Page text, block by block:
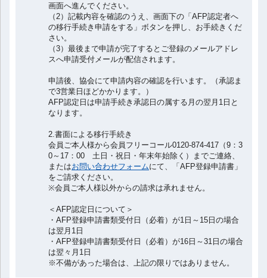
画面へ進んでください。
（2）記載内容を確認のうえ、画面下の「AFP認定者へ
の移行手続き申請をする」ボタンを押し、お手続きくだ
さい。
（3）最後まで申請が完了するとご登録のメールアドレ
スへ申請受付メールが配信されます。
申請後、協会にて申請内容の確認を行います。（承認ま
で3営業日ほどかかります。）
AFP認定日は申請手続き承認日の属する月の翌月1日と
なります。
2.書面による移行手続き
会員ご本人様から会員フリーコール0120-874-417（9：3
0～17：00 土日・祝日・年末年始除く）までご連絡、
またはお問い合わせフォームにて、
「AFP登録申請書」
をご請求ください。
※会員ご本人様以外からの請求は承れません。
＜AFP認定日について＞
・AFP登録申請書類受付日（必着）が1日～15日の場合
は翌月1日
・AFP登録申請書類受付日（必着）が16日～31日の場合
は翌々月1日
※不備があった場合は、上記の限りではありません。